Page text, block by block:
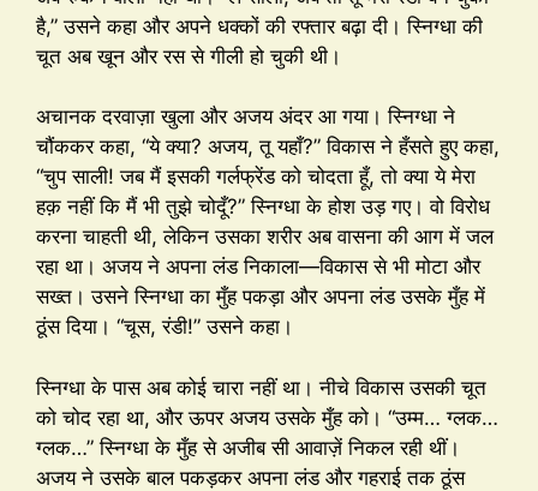
है,” उसने कहा और अपने धक्कों की रफ्तार बढ़ा दी। स्निग्धा की
चूत अब खून और रस से गीली हो चुकी थी।
अचानक दरवाज़ा खुला और अजय अंदर आ गया। स्निग्धा ने
चौंककर कहा, “ये क्या? अजय, तू यहाँ?” विकास ने हँसते हुए कहा,
“चुप साली! जब मैं इसकी गर्लफ्रेंड को चोदता हूँ, तो क्या ये मेरा
हक़ नहीं कि मैं भी तुझे चोदूँ?” स्निग्धा के होश उड़ गए। वो विरोध
करना चाहती थी, लेकिन उसका शरीर अब वासना की आग में जल
रहा था। अजय ने अपना लंड निकाला—विकास से भी मोटा और
सख्त। उसने स्निग्धा का मुँह पकड़ा और अपना लंड उसके मुँह में
ठूंस दिया। “चूस, रंडी!” उसने कहा।
स्निग्धा के पास अब कोई चारा नहीं था। नीचे विकास उसकी चूत
को चोद रहा था, और ऊपर अजय उसके मुँह को। “उम्म… ग्लक…
ग्लक…” स्निग्धा के मुँह से अजीब सी आवाज़ें निकल रही थीं।
अजय ने उसके बाल पकड़कर अपना लंड और गहराई तक ठूंस